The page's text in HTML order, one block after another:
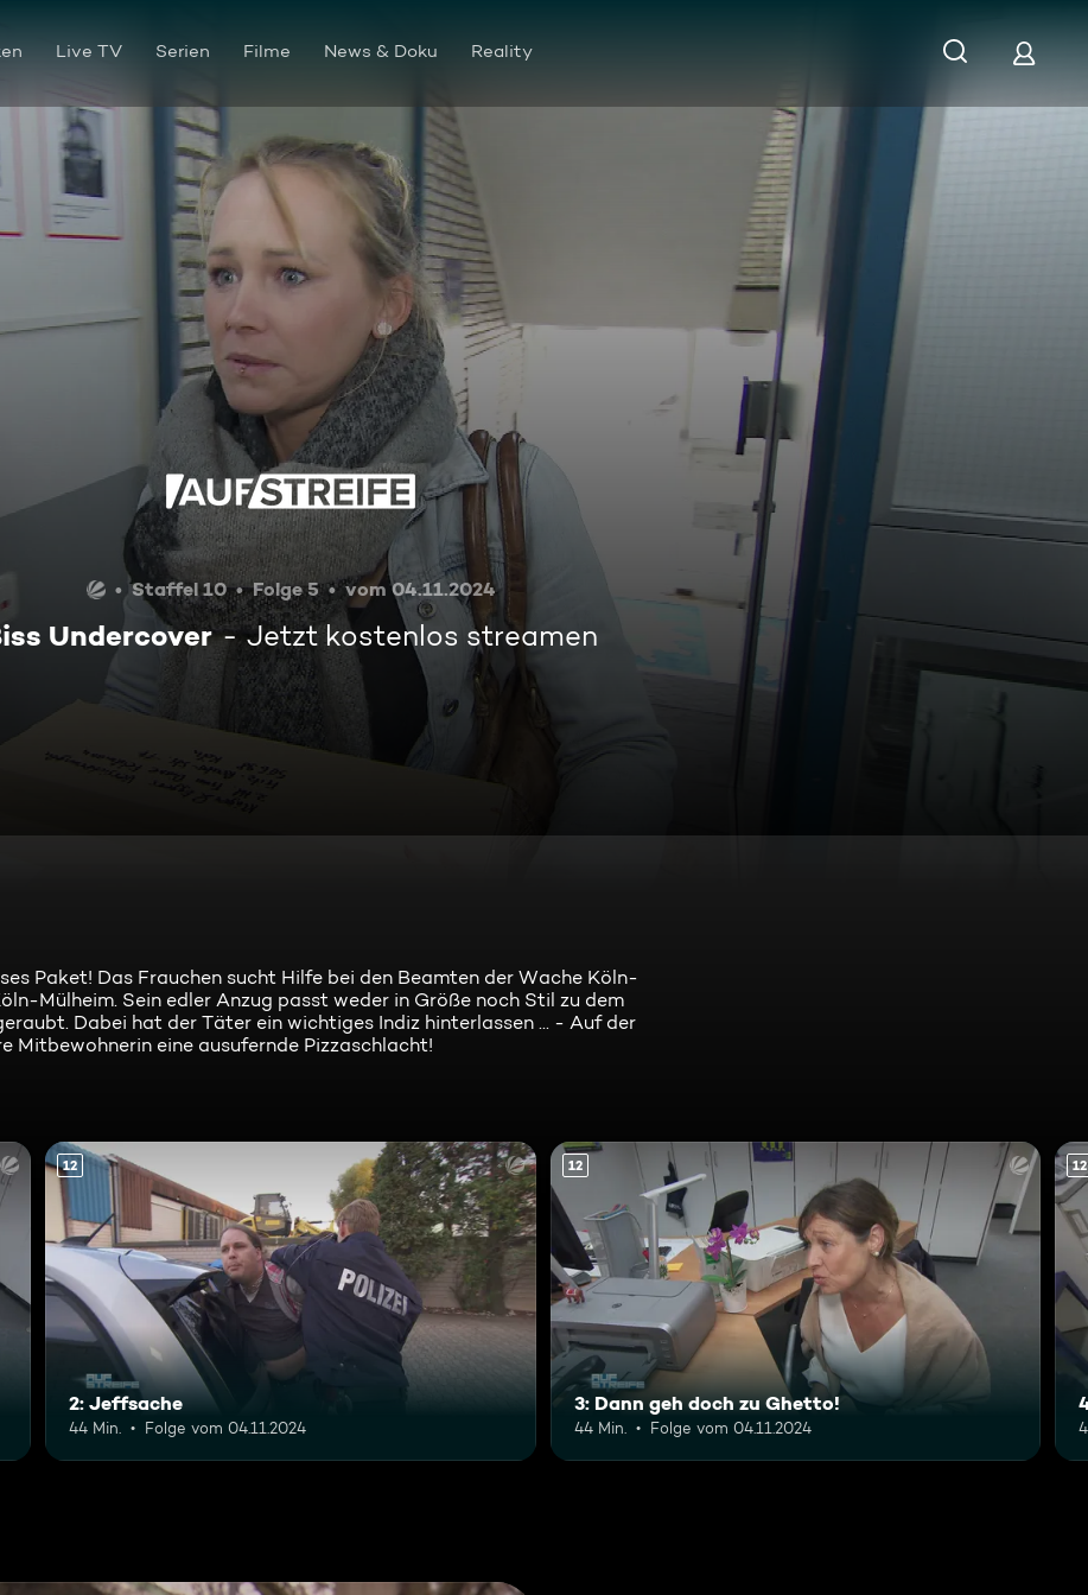
Live TV Serien Filme News & Doku Reality
Biss Undercover
Staffel 10 Folge 5 vom 04.11.2024
Undercover Jetzt kostenlos streamen
Paket! Das Frauchen sucht Hilfe bei den Beamten der Wache Köln-
Mülheim. Sein edler Anzug passt weder in Größe noch Stil zu dem
Dabei hat der Täter ein wichtiges Indiz hinterlassen ... - Auf der
Mitbewohnerin eine ausufernde Pizzaschlacht!
12
2: Jeffsache
44 Min. Folge vom 04.11.2024
12
3: Dann geh doch zu Ghetto!
44 Min. Folge vom 04.11.2024
12